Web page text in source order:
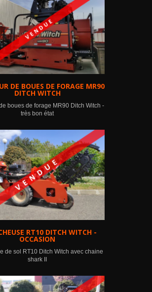
DE BOUES DE FORAGE MR90
DITCH WITCH
boues de forage MR90 Ditch Witch -
très bon état
RT10 DITCH WITCH -
OCCASION
de sol RT10 Ditch Witch avec chaine
shark II